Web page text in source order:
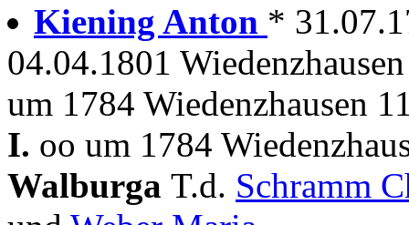
Kiening Anton *
04.04.1801 Wiedenzhausen
um 1784 Wiedenzhausen
I. oo um 1784
Walburga T.d. Schramm